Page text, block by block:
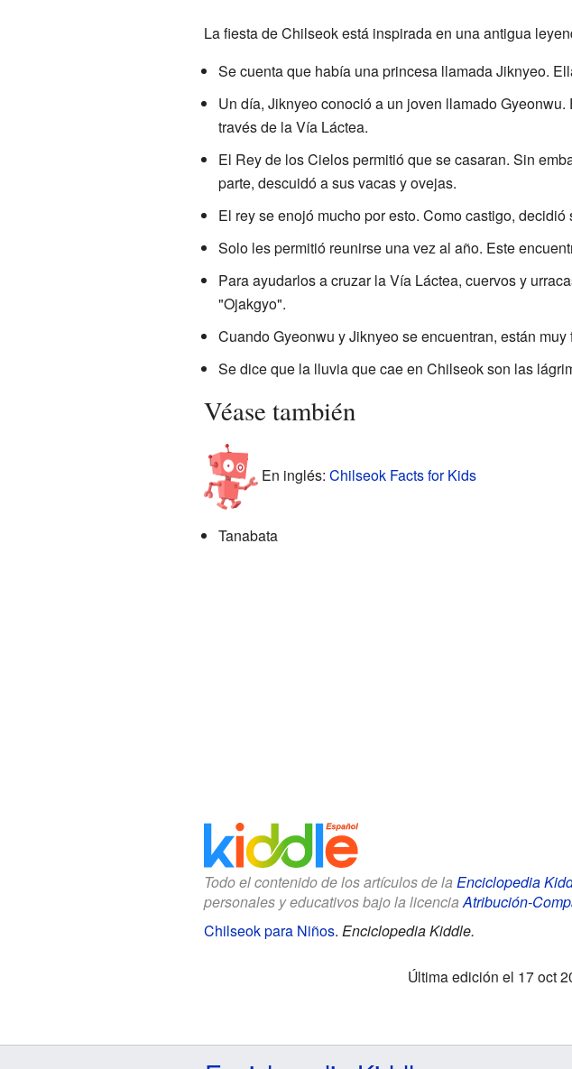
La fiesta de Chilseok está inspirada en una antigua
Se cuenta que había una princesa llamada Jiknyeo.
Un día, Jiknyeo conoció a un joven llamado
través de la Vía Láctea.
El Rey de los Cielos permitió que se casaran. Sin
parte, descuidó a sus vacas y ovejas.
El rey se enojó mucho por esto. Como castigo,
Solo les permitió reunirse una vez al año. Este
Para ayudarlos a cruzar la Vía Láctea, cuervos y
"Ojakgyo".
Cuando Gyeonwu y Jiknyeo se encuentran, están
Se dice que la lluvia que cae en Chilseok son las
Véase también
En inglés: Chilseok Facts for Kids
Tanabata
Todo el contenido de los artículos de la Enciclopedia
personales y educativos bajo la licenciaAtribución-
Chilseok para Niños. Enciclopedia Kiddle.
Última edición el 17 oct